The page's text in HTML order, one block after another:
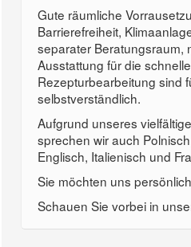
Gute räumliche
Barrierefreiheit,
separater Beratungsraum,
Ausstattung für die
Rezepturbearbeitung sind
selbstverständlich.
Aufgrund unseres
sprechen wir auch
Englisch, Italienisch und
Sie möchten uns
Schauen Sie vorbei in